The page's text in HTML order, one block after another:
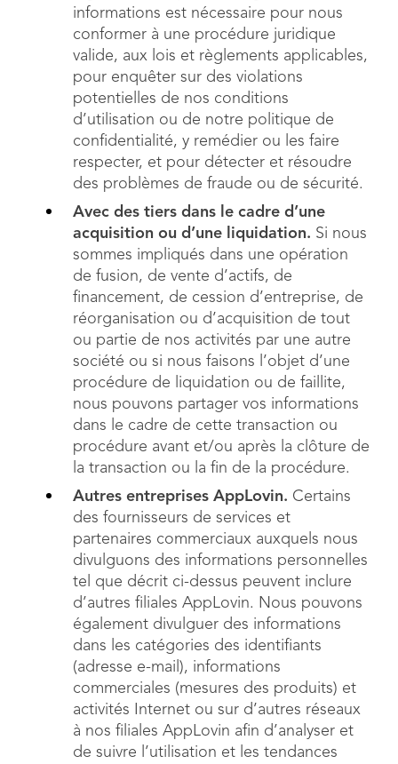
informations est nécessaire pour nous
conformer à une procédure juridique
valide, aux lois et règlements applicables,
pour enquêter sur des violations
potentielles de nos conditions
d’utilisation ou de notre politique de
confidentialité, y remédier ou les faire
respecter, et pour détecter et résoudre
des problèmes de fraude ou de sécurité.
Avec des tiers dans le cadre d’une
acquisition ou d’une liquidation. Si nous
sommes impliqués dans une opération
de fusion, de vente d’actifs, de
financement, de cession d’entreprise, de
réorganisation ou d’acquisition de tout
ou partie de nos activités par une autre
société ou si nous faisons l’objet d’une
procédure de liquidation ou de faillite,
nous pouvons partager vos informations
dans le cadre de cette transaction ou
procédure avant et/ou après la clôture de
la transaction ou la fin de la procédure.
Autres entreprises AppLovin. Certains
des fournisseurs de services et
partenaires commerciaux auxquels nous
divulguons des informations personnelles
tel que décrit ci-dessus peuvent inclure
d’autres filiales AppLovin. Nous pouvons
également divulguer des informations
dans les catégories des identifiants
(adresse e-mail), informations
commerciales (mesures des produits) et
activités Internet ou sur d’autres réseaux
à nos filiales AppLovin afin d’analyser et
de suivre l’utilisation et les tendances